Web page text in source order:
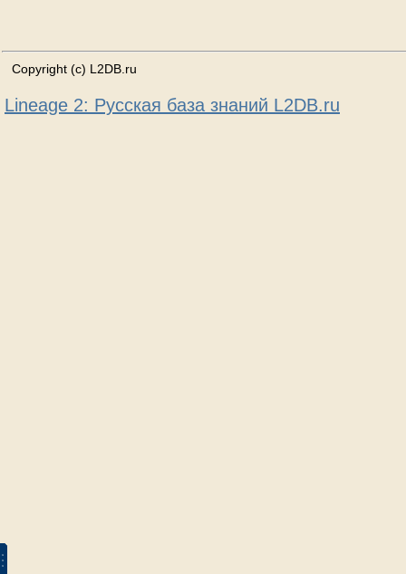
Copyright (c) L2DB.ru
Lineage 2: Русская база знаний L2DB.ru